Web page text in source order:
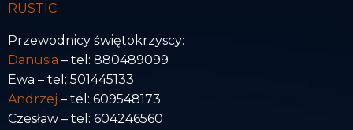
RUSTIC
Przewodnicy świętokrzyscy:
Danusia – tel: 880489099
Ewa – tel: 501445133
Andrzej – tel: 609548173
Czesław – tel: 604246560